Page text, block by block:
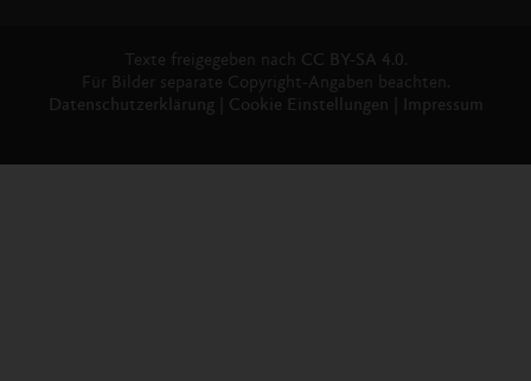
Texte freigegeben nach CC BY-SA 4.0.
Für Bilder separate Copyright-Angaben beachten.
Datenschutzerklärung
Cookie Einstellungen Impressum